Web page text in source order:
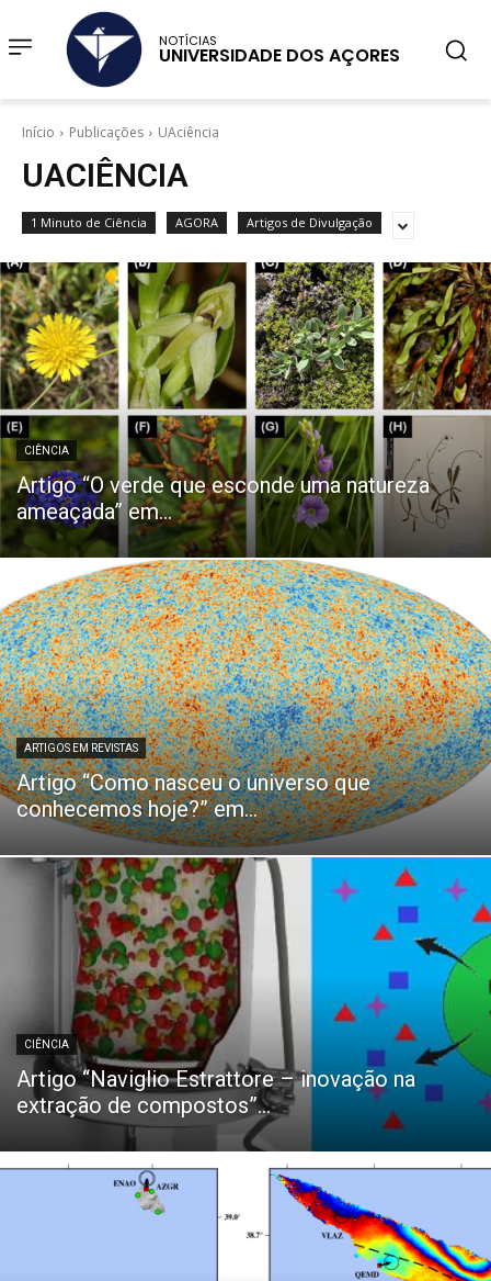
NOTÍCIAS
UNIVERSIDADE DOS AÇORES
Início Publicações UAciência
UACIÊNCIA
1 Minuto de Ciência AGORA Artigos de Divulgação
CIÊNCIA
Artigo “O verde que esconde uma natureza
ameaçada” em...
ARTIGOS EM REVISTAS
Artigo “Como nasceu o universo que
conhecemos hoje?” em...
CIÊNCIA
Artigo “Naviglio Estrattore – inovação na
extração de compostos”...